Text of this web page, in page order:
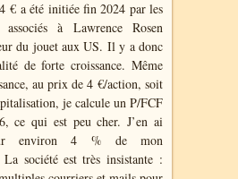
€ a été initiée fin 2024 par les
associés à Lawrence Rosen
du jouet aux US. Il y a donc
de forte croissance. Même
au prix de 4 €/action, soit
je calcule un P/FCF
ce qui est peu cher. J’en ai
environ 4 % de mon
société est très insistante :